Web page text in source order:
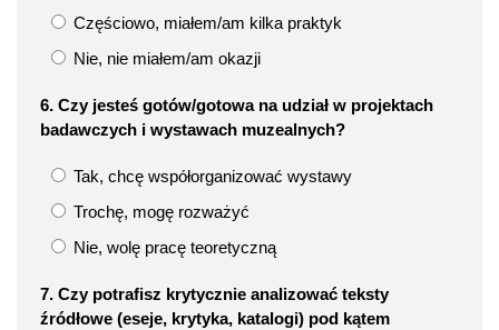
Częściowo, miałem/am kilka praktyk
Nie, nie miałem/am okazji
6. Czy jesteś gotów/gotowa na udział w projektach
badawczych i wystawach muzealnych?
Tak, chcę współorganizować wystawy
Trochę, mogę rozważyć
Nie, wolę pracę teoretyczną
7. Czy potrafisz krytycznie analizować teksty
źródłowe (eseje, krytyka, katalogi) pod kątem